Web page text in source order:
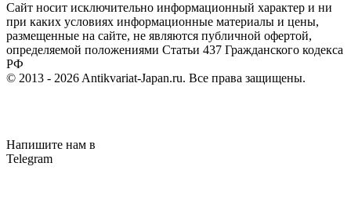
Cайт носит исключительно информационный характер и ни
при каких условиях информационные материалы и цены,
размещенные на сайте, не являются публичной офертой,
определяемой положениями Статьи 437 Гражданского кодекса
РФ
© 2013 - 2026 Antikvariat-Japan.ru. Все права защищены.
Напишите нам в
Telegram